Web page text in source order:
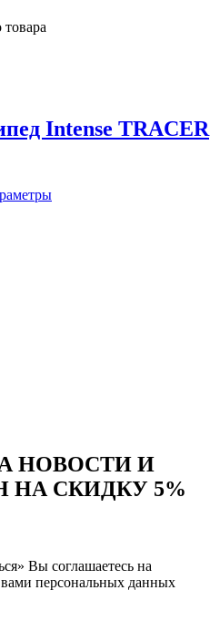
Intense TRACER
Этот
НОВОСТИ И
НА СКИДКУ 5%
Вы соглашаетесь на
персональных данных